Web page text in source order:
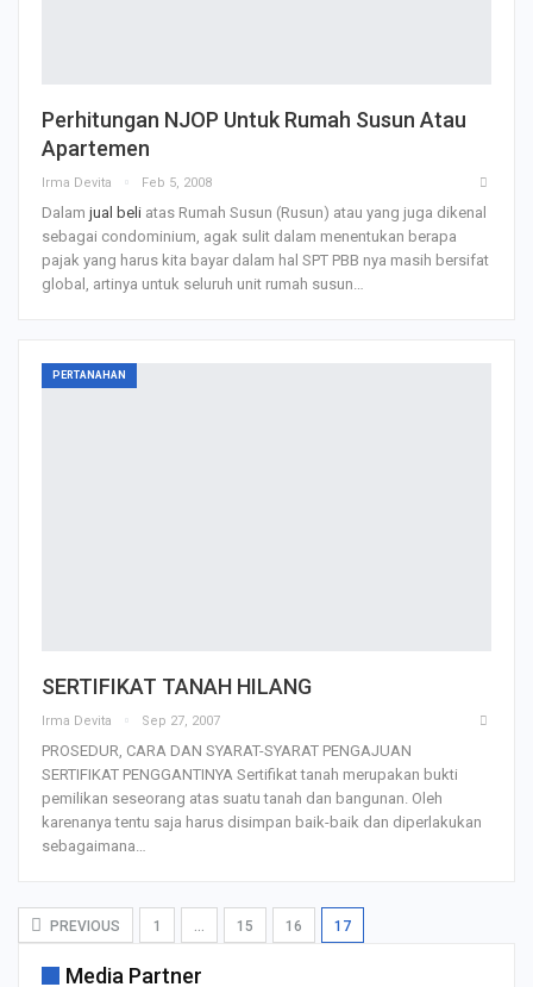
Perhitungan NJOP Untuk Rumah Susun Atau
Apartemen
Irma Devita Feb 5, 2008
Dalam jual beli atas Rumah Susun (Rusun) atau yang juga dikenal
sebagai condominium, agak sulit dalam menentukan berapa
pajak yang harus kita bayar dalam hal SPT PBB nya masih bersifat
global, artinya untuk seluruh unit rumah susun…
PERTANAHAN
SERTIFIKAT TANAH HILANG
Irma Devita Sep 27, 2007
PROSEDUR, CARA DAN SYARAT-SYARAT PENGAJUAN
SERTIFIKAT PENGGANTINYA Sertifikat tanah merupakan bukti
pemilikan seseorang atas suatu tanah dan bangunan. Oleh
karenanya tentu saja harus disimpan baik-baik dan diperlakukan
sebagaimana…
PREVIOUS 1 15 16 17
Media Partner